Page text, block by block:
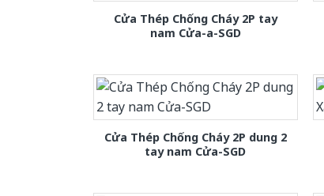
Cửa Thép Chống Cháy 2P tay
nam Cửa-a-SGD
Cửa Thép Chống Cháy 2P dung 2
tay nam Cửa-SGD